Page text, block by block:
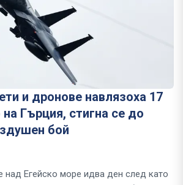
и дронове навлязоха 17
Гърция, стигна се до
бой
над Егейско море идва ден след като